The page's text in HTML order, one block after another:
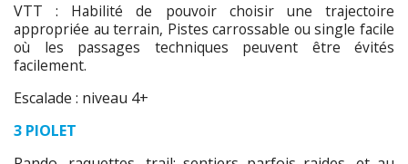
VTT : Habilité de pouvoir choisir une trajectoire
appropriée au terrain, Pistes carrossable ou single facile
où les passages techniques peuvent être évités
facilement.
Escalade : niveau 4+
3 PIOLET